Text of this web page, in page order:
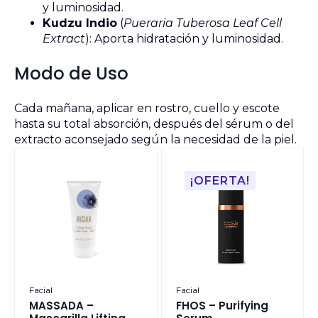
y luminosidad.
Kudzu Indio (Pueraria Tuberosa Leaf Cell
Extract): Aporta hidratación y luminosidad.
Modo de Uso
Cada mañana, aplicar en rostro, cuello y escote
hasta su total absorción, después del sérum o del
extracto aconsejado según la necesidad de la piel.
Facial
MASSADA –
¡OFERTA!
Facial
FHOS – Purifying